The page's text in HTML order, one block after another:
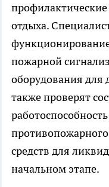
профилактические
отдыха.
пожарной
оборудования для
также проверят
средств для
начальном этапе.